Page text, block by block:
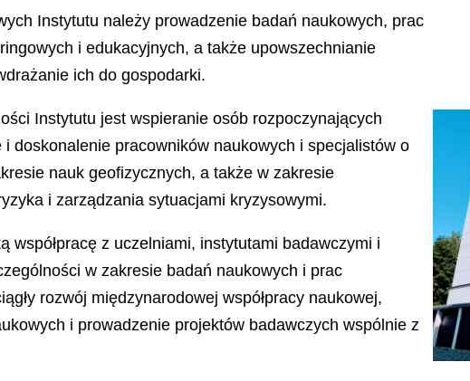
Instytutu należy prowadzenie badań naukowych, prac
i edukacyjnych, a także upowszechnianie
ich do gospodarki.
Instytutu jest wspieranie osób rozpoczynających
i doskonalenie pracowników naukowych i specjalistów o
nauk geofizycznych, a także w zakresie
i zarządzania sytuacjami kryzysowymi.
współpracę z uczelniami, instytutami badawczymi i
w zakresie badań naukowych i prac
rozwój międzynarodowej współpracy naukowej,
i prowadzenie projektów badawczych wspólnie z